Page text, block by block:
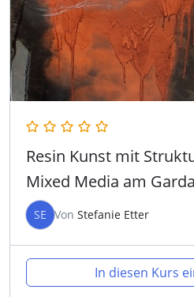
Resin Kunst mit
Mixed Media am
SE Von Stefanie Etter
In diesen Kurs